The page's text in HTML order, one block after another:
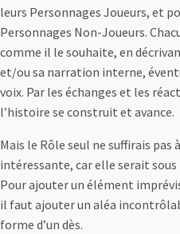
leurs Personnages Joueurs, et
Personnages Non-Joueurs.
comme il le souhaite, en
et/ou sa narration interne,
voix. Par les échanges et les
l’histoire se construit et avance.
Mais le Rôle seul ne suffirais
intéressante, car elle serait
Pour ajouter un élément
il faut ajouter un aléa
forme d’un dès.